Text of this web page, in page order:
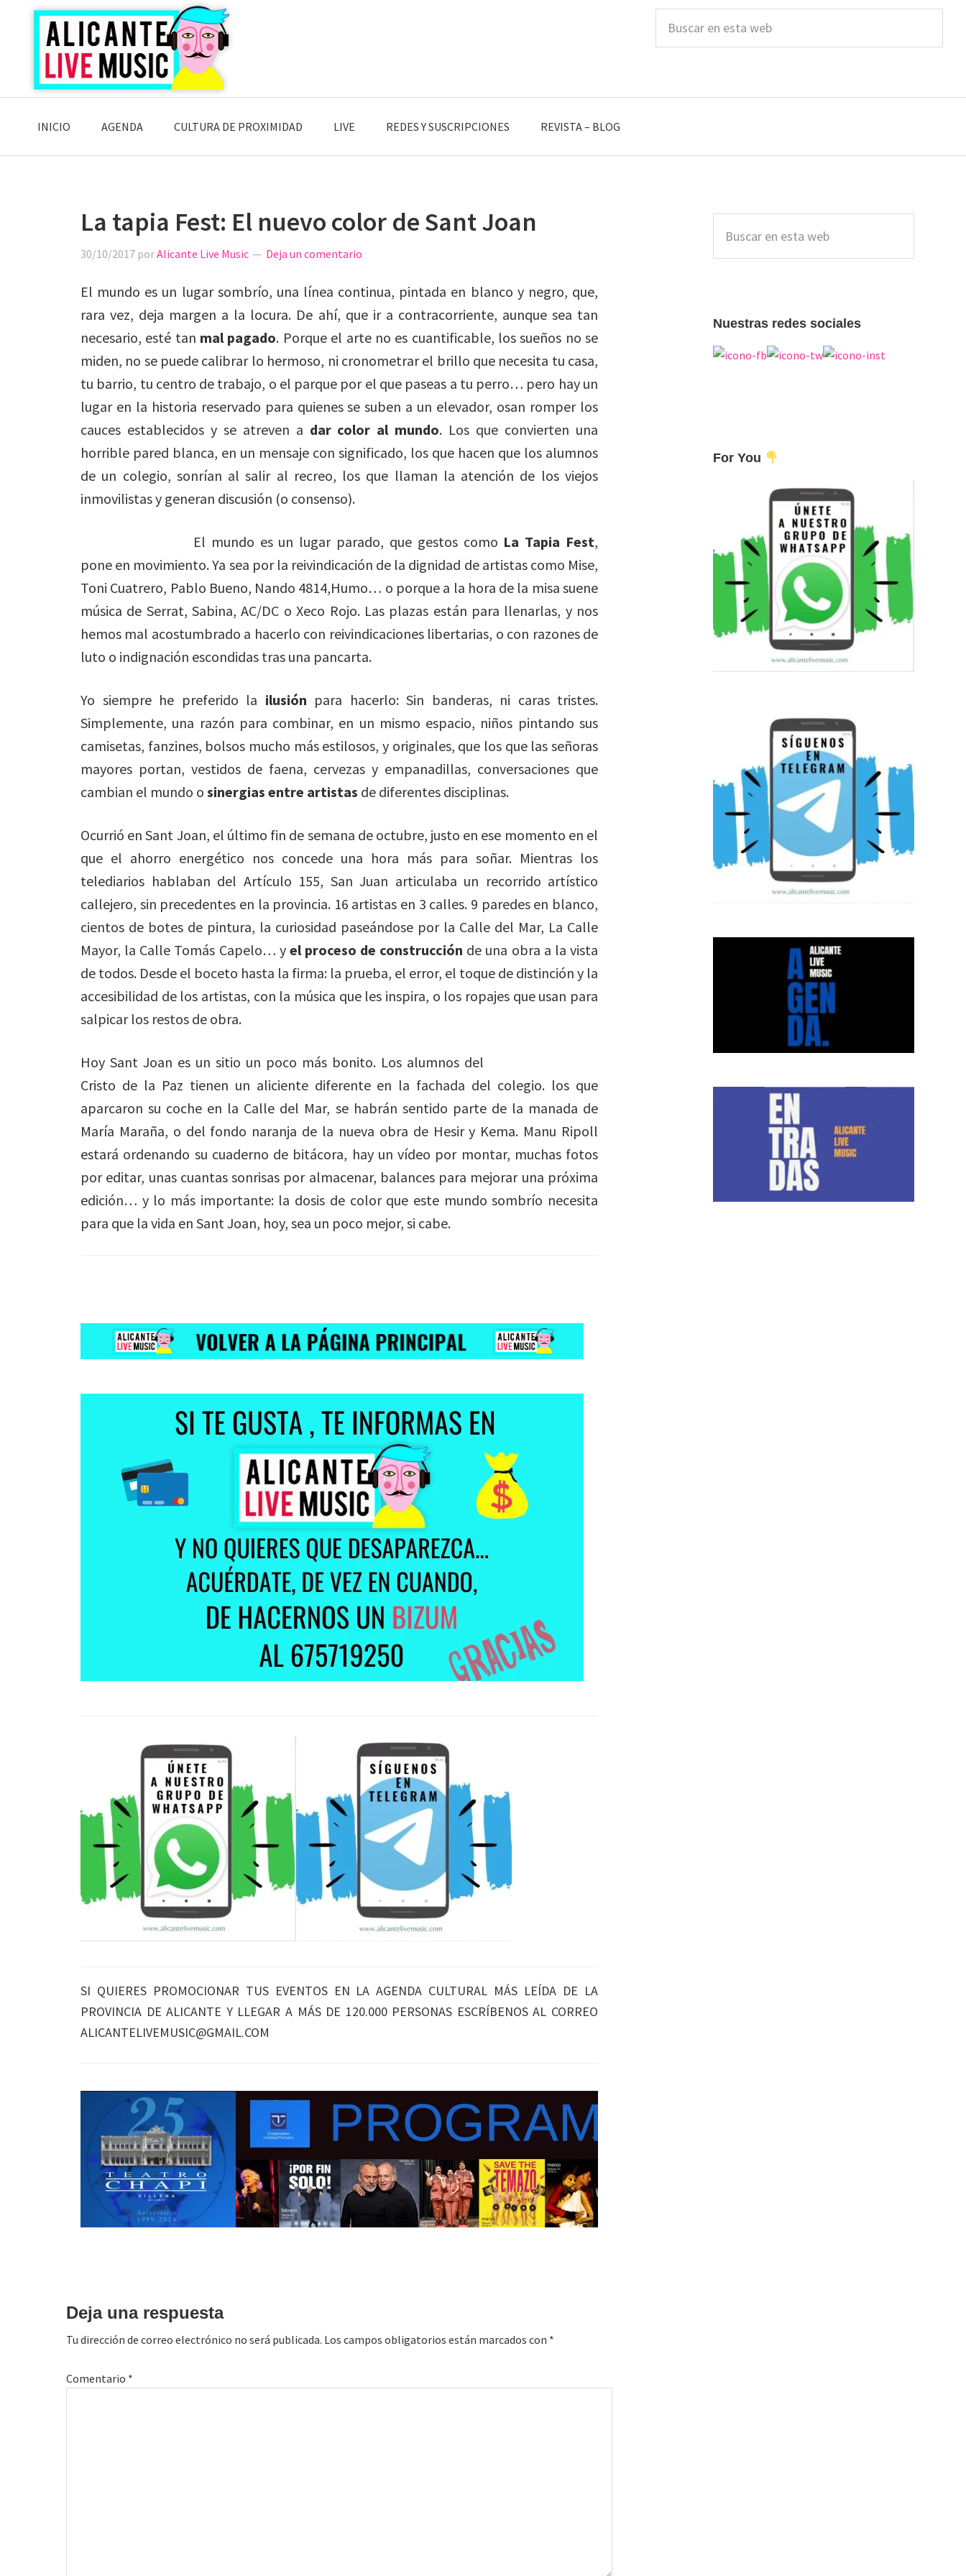
Saltar
navegación
principal
Saltar
contenido
principal
Saltar
lateral
principal
esta
INICIO AGENDA CULTURA DE PROXIMIDAD LIVE REDES Y SUSCRIPCIONES REVISTA – BLOG
La tapia Fest: El nuevo color de Sant Joan
30/10/2017 porAlicante Live Music Deja un comentario
El mundo es un lugar sombrío, una línea continua, pintada en blanco y negro, que,
rara vez, deja margen a la locura. De ahí, que ir a contracorriente, aunque sea tan
necesario, esté tan mal pagado. Porque el arte no es cuantificable, los sueños no se
miden, no se puede calibrar lo hermoso, ni cronometrar el brillo que necesita tu casa,
tu barrio, tu centro de trabajo, o el parque por el que paseas a tu perro… pero hay un
lugar en la historia reservado para quienes se suben a un elevador, osan romper los
cauces establecidos y se atreven a dar color al mundo. Los que convierten una
horrible pared blanca, en un mensaje con significado, los que hacen que los alumnos
de un colegio, sonrían al salir al recreo, los que llaman la atención de los viejos
inmovilistas y generan discusión (o consenso).
El mundo es un lugar parado, que gestos como La Tapia Fest,
pone en movimiento. Ya sea por la reivindicación de la dignidad de artistas como Mise,
Toni Cuatrero, Pablo Bueno, Nando 4814,Humo… o porque a la hora de la misa suene
música de Serrat, Sabina, AC/DC o Xeco Rojo. Las plazas están para llenarlas, y nos
hemos mal acostumbrado a hacerlo con reivindicaciones libertarias, o con razones de
luto o indignación escondidas tras una pancarta.
Yo siempre he preferido la ilusión para hacerlo: Sin banderas, ni caras tristes.
Simplemente, una razón para combinar, en un mismo espacio, niños pintando sus
camisetas, fanzines, bolsos mucho más estilosos, y originales, que los que las señoras
mayores portan, vestidos de faena, cervezas y empanadillas, conversaciones que
cambian el mundo o sinergias entre artistas de diferentes disciplinas.
Ocurrió en Sant Joan, el último fin de semana de octubre, justo en ese momento en el
que el ahorro energético nos concede una hora más para soñar. Mientras los
telediarios hablaban del Artículo 155, San Juan articulaba un recorrido artístico
callejero, sin precedentes en la provincia. 16 artistas en 3 calles. 9 paredes en blanco,
cientos de botes de pintura, la curiosidad paseándose por la Calle del Mar, La Calle
Mayor, la Calle Tomás Capelo… y el proceso de construcción de una obra a la vista
de todos. Desde el boceto hasta la firma: la prueba, el error, el toque de distinción y la
accesibilidad de los artistas, con la música que les inspira, o los ropajes que usan para
salpicar los restos de obra.
Hoy Sant Joan es un sitio un poco más bonito. Los alumnos del
Cristo de la Paz tienen un aliciente diferente en la fachada del colegio. los que
aparcaron su coche en la Calle del Mar, se habrán sentido parte de la manada de
María Maraña, o del fondo naranja de la nueva obra de Hesir y Kema. Manu Ripoll
estará ordenando su cuaderno de bitácora, hay un vídeo por montar, muchas fotos
por editar, unas cuantas sonrisas por almacenar, balances para mejorar una próxima
edición… y lo más importante: la dosis de color que este mundo sombrío necesita
para que la vida en Sant Joan, hoy, sea un poco mejor, si cabe.
SI QUIERES PROMOCIONAR TUS EVENTOS EN LA AGENDA CULTURAL MÁS LEÍDA DE LA
PROVINCIA DE ALICANTE Y LLEGAR A MÁS DE 120.000 PERSONAS ESCRÍBENOS AL CORREO
ALICANTELIVEMUSIC@GMAIL.COM
lectores
Deja una respuesta
Tu dirección de correo electrónico no será publicada. Los campos obligatorios están marcados con *
Comentario *
lateral
principal
esta
Nuestras redes sociales
For You